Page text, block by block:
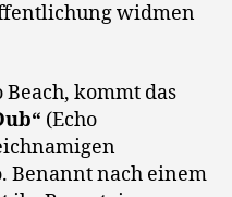
widmen
kommt das
(Echo
Benannt nach einem